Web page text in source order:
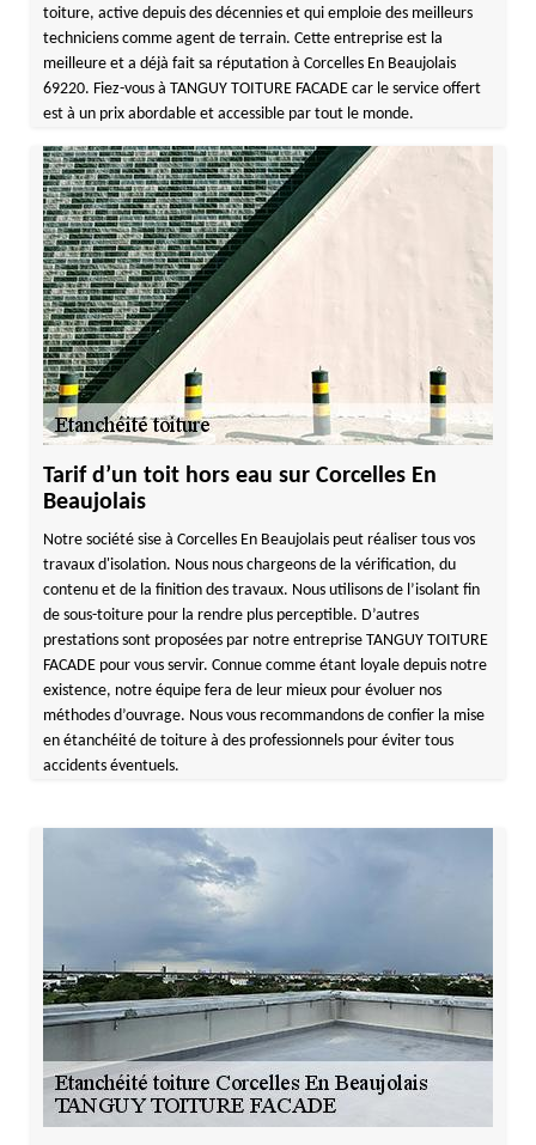
toiture, active depuis des décennies et qui emploie des meilleurs
techniciens comme agent de terrain. Cette entreprise est la
meilleure et a déjà fait sa réputation à Corcelles En Beaujolais
69220. Fiez-vous à TANGUY TOITURE FACADE car le service offert
est à un prix abordable et accessible par tout le monde.
Tarif d’un toit hors eau sur Corcelles En
Beaujolais
Notre société sise à Corcelles En Beaujolais peut réaliser tous vos
travaux d'isolation. Nous nous chargeons de la vérification, du
contenu et de la finition des travaux. Nous utilisons de l’isolant fin
de sous-toiture pour la rendre plus perceptible. D’autres
prestations sont proposées par notre entreprise TANGUY TOITURE
FACADE pour vous servir. Connue comme étant loyale depuis notre
existence, notre équipe fera de leur mieux pour évoluer nos
méthodes d’ouvrage. Nous vous recommandons de confier la mise
en étanchéité de toiture à des professionnels pour éviter tous
accidents éventuels.